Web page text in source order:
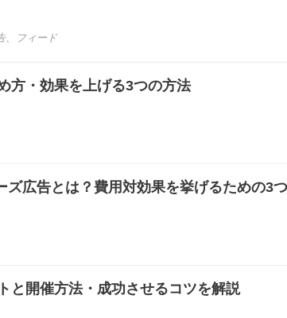
、 フィード
方・効果を上げる3つの方法
広告とは？費用対効果を挙げるための3
と開催方法・成功させるコツを解説